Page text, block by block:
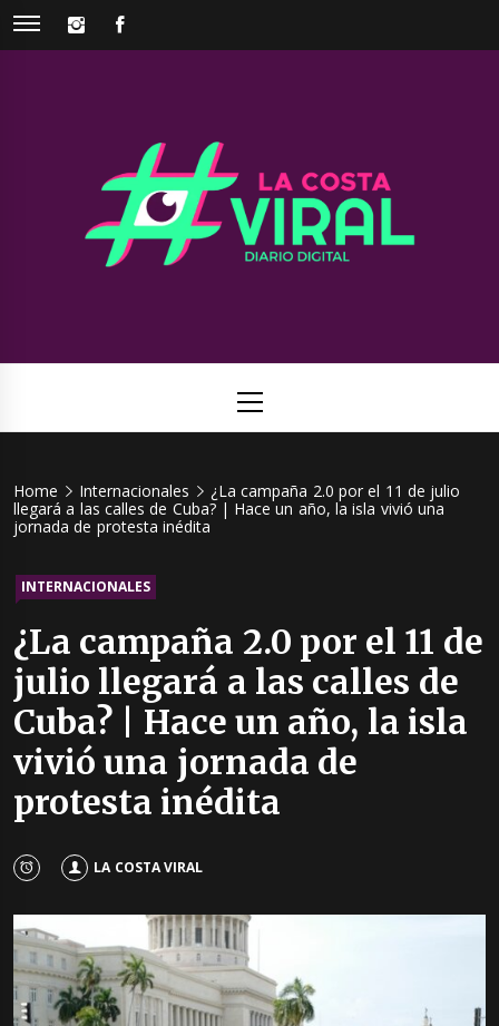
Skip
INSTAGRAM
Viral
Menu
Home Internacionales
¿La campaña 2.0 por el 11 de julio
llegará a las calles de Cuba? | Hace un año, la isla vivió una
jornada de protesta inédita
INTERNACIONALES
¿La campaña 2.0 por el 11 de
julio llegará a las calles de
Cuba? | Hace un año, la isla
vivió una jornada de
protesta inédita
LA COSTA VIRAL